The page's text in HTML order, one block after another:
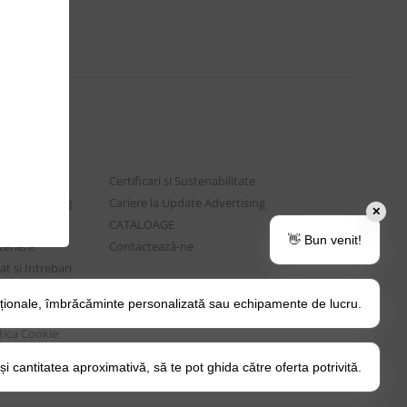
Advertising
si Intrebari
Tips&Tricks
Cookie
Certificari si Sustenabilitate
Cariere la Update Advertising
CATALOAGE
Contactează-ne
✕
👋 Bun venit!
îmbrăcăminte personalizată sau echipamente de lucru.
cantitatea aproximativă, să te pot ghida către oferta potrivită.